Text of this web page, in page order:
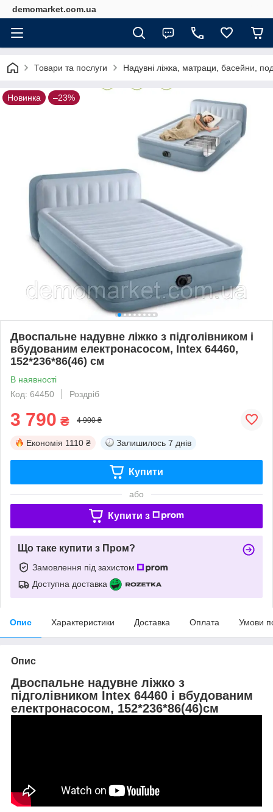
demomarket.com.ua
Товари та послуги Надувні ліжка, матраци, басейни,
Новинка –23%
Двоспальне надувне ліжко з підголівником і
вбудованим електронасосом, Intex 64460,
152*236*86(46) см
В наявності
Код: 64450
Роздріб
3 790 ₴ 4 900 ₴
Економія 1110 ₴ Залишилось 7 днів
Купити
або
Купити з
Що таке купити з Пром?
Замовлення під захистом
Доступна доставка
Опис Характеристики Доставка Оплата Умови
Опис
Двоспальне надувне ліжко з
підголівником Intex 64460 і вбудованим
електронасосом, 152*236*86(46)см